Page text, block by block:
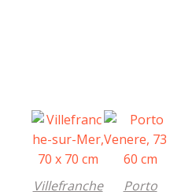
Villefranche
Porto